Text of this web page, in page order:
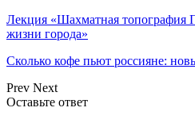
Лекция «Шахматная топография
жизни города»
Сколько кофе пьют россияне:
Prev Next
Оставьте ответ